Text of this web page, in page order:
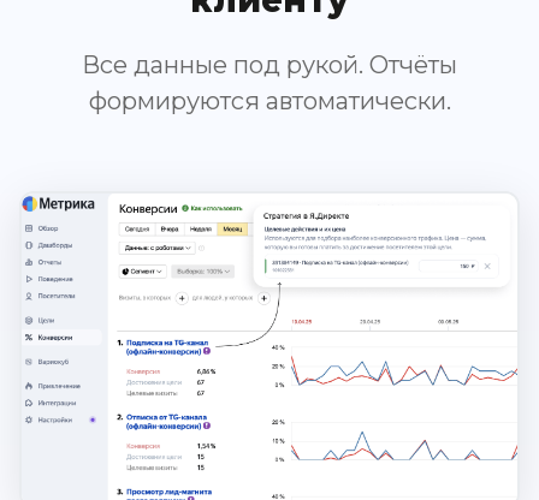
Все данные под рукой. Отчёты
формируются автоматически.